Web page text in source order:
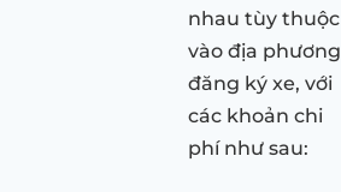
nhau tùy thuộc
vào địa phương
đăng ký xe, với
các khoản chi
phí như sau: